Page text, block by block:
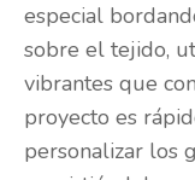
especial
sobre el tejido,
vibrantes que
proyecto es
personalizar los